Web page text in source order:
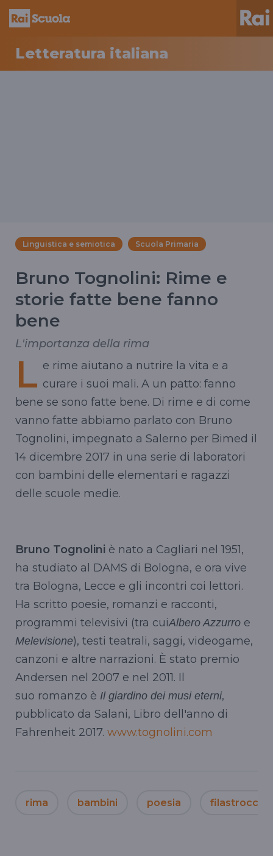
Letteratura italiana
Linguistica e semiotica Scuola Primaria
Bruno Tognolini: Rime e
storie fatte bene fanno
bene
L'importanza della rima
L e rime aiutano a nutrire la vita e a
curare i suoi mali. A un patto: fanno
bene se sono fatte bene. Di rime e di come
vanno fatte abbiamo parlato con Bruno
Tognolini, impegnato a Salerno per Bimed il
14 dicembre 2017 in una serie di laboratori
con bambini delle elementari e ragazzi
delle scuole medie.
Bruno Tognolini è nato a Cagliari nel 1951,
ha studiato al DAMS di Bologna, e ora vive
tra Bologna, Lecce e gli incontri coi lettori.
Ha scritto poesie, romanzi e racconti,
programmi televisivi (tra cuiAlbero Azzurro e
Melevisione), testi teatrali, saggi, videogame,
canzoni e altre narrazioni. È stato premio
Andersen nel 2007 e nel 2011. Il
suo romanzo è Il giardino dei musi eterni,
pubblicato da Salani, Libro dell'anno di
Fahrenheit 2017. www.tognolini.com
rima bambini poesia filastrocca